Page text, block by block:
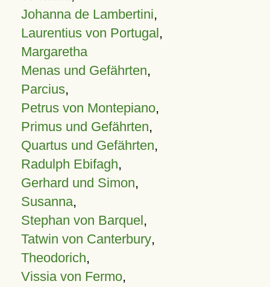
Johanna de Lambertini,
Laurentius von Portugal,
Margaretha
Menas und Gefährten,
Parcius,
Petrus von Montepiano,
Primus und Gefährten,
Quartus und Gefährten,
Radulph Ebifagh,
Gerhard und Simon,
Susanna,
Stephan von Barquel,
Tatwin von Canterbury,
Theodorich,
Vissia von Fermo,